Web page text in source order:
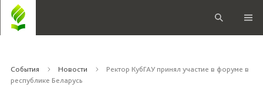
События Новости
Ректор КубГАУ принял участие в форуме в
республике Беларусь